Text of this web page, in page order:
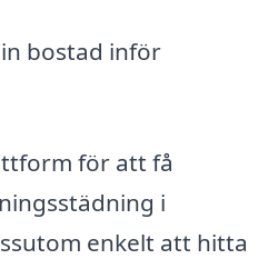
bostad inför
för att få
i
enkelt att hitta